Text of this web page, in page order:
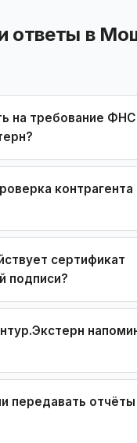
ответы в
на требование ФНС
контрагента
сертификат
подписи?
передавать